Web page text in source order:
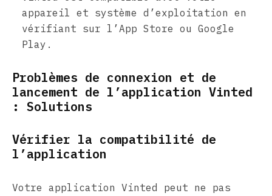
appareil et système d’exploitation en
vérifiant sur l’App Store ou Google
Play.
Problèmes de connexion et de
lancement de l’application Vinted
: Solutions
Vérifier la compatibilité de
l’application
Votre application Vinted peut ne pas